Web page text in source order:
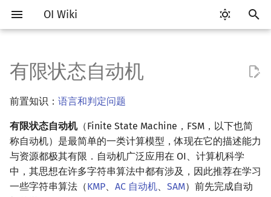
OI Wiki
入
以
开
始
搜
索
Getting Started
如何参与
OI Wiki 不是什么
比赛相关简介
题型
学习路线
常见错误
常见技巧
工具软件简介
VS Code
Atom
评测工具 Cena
CCR Plus
命令行
Generator
Validator
语言基础简介
变量
运算
C++ 标准库 STL 算法
bitset
C++ 进阶
值类别
重载运算符
算法基础简介
枚举
模拟
冒泡排序
插入排序
搜索部分简介
BFS（搜索）
双向搜索
动态规划部分简介
记忆化搜索
背包 DP
斜率优化
四边形不等式优化
字符串部分简介
标准库
字符串匹配
数学部分简介
数字系统 平衡三进制
格雷码
位操作
素数
最大公约数
快速傅里叶变换
快速数论变换
容斥原理
斐波那契数列
内积和外积
矩阵
环论
域论
随机变量
随机变量的数字特征
零和游戏
非公平组合游戏
高斯消元
牛顿迭代法
数据结构部分简介
队列
链表
配对堆
左偏树
块状链表
树分块
李超线段树
猫树
Splay 树
WBLT
可持久化块状数组
可持久化平衡树
线段树套平衡树
树状数组套权值线段树
Euler Tour Tree
Top Tree
图论部分简介
图的存储
DFS（图论）
树的中心
树的重心
k 短路
同余最短路
最小直径生成树
割点和桥
圆方树
最小割
费用流
二分图最大权匹配
一般图最大匹配
计算几何部分简介
三维计算几何基础
距离
离线算法简介
整体二分
莫队算法
带修改莫队
树上莫队
随机函数
爬山算法
模拟退火
自动机入门
非确定性有限状态自动机
DFA 与 NFA 的等价性
RMQ
括号序列
线段树与离线询问
有限状态自动机
前置知识： 语言和判定问题
有限状态自动机（Finite State Machine，FSM，以下也简
称自动机）是最简单的一类计算模型，体现在它的描述能力
与资源都极其有限．自动机广泛应用在 OI、计算机科学
中，其思想在许多字符串算法中都有涉及，因此推荐在学习
一些字符串算法（KMP、 AC 自动机、 SAM）前先完成自动